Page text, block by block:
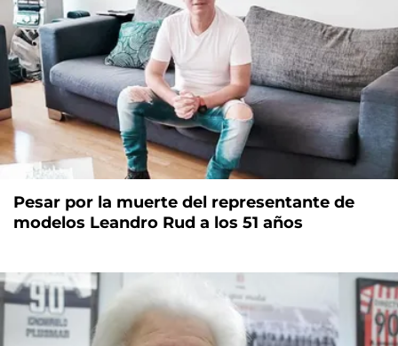
Pesar por la muerte del representante de
modelos Leandro Rud a los 51 años